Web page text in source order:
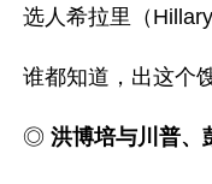
选人希拉里（
谁都知道，出这个
◎ 洪博培与川普、